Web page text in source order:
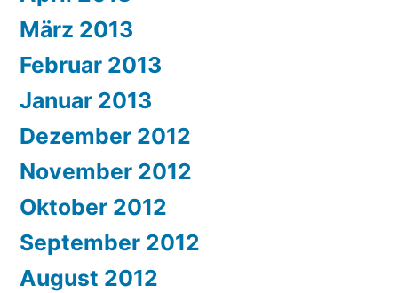
März 2013
Februar 2013
Januar 2013
Dezember 2012
November 2012
Oktober 2012
September 2012
August 2012